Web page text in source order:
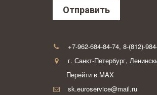
Отправить
+7-962-684-84-74, 8-(812)-
г. Санкт-Петербург,
Перейти в MAX
sk.euroservice@mail.ru